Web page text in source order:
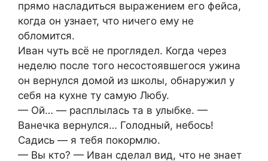
прямо насладиться выражением его фейса,
когда он узнает, что ничего ему не
обломится.
Иван чуть всё не проглядел. Когда через
неделю после того несостоявшегося ужина
он вернулся домой из школы, обнаружил у
себя на кухне ту самую Любу.
— Ой… — расплылась та в улыбке. —
Ванечка вернулся… Голодный, небось!
Садись — я тебя покормлю.
— Вы кто? — Иван сделал вид, что не знает